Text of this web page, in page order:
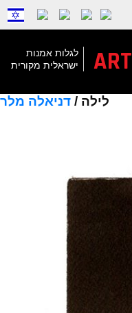
לגלות אמנות
ישראלית מקורית
ART
לילה / דניאלה מלר